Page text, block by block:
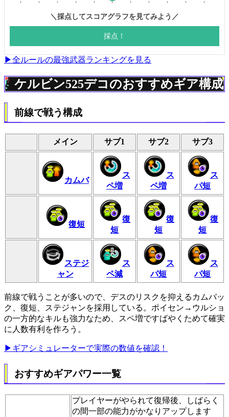
▶全ルールの最強武器ランキングを見る
ケルビン525デコのおすすめギア構成
前線で戦う構成
メイン サブ1 サブ2 サブ3
カムバ
ス
ペ増
ス
ペ増
ス
パ短
復短
復
短
復
短
復
短
ステジ
ャン
ス
ペ減
ス
パ短
ス
パ短
前線で戦うことが多いので、デスのリスクを抑えるカムバッ
ク、復短、ステジャンを採用している。ポイセン→ウルショ
の一方的なキルも強力なため、スペ増ですばやくためて確実
に人数有利を作ろう。
▶ギアシミュレーターで実際の数値を確認！
おすすめギアパワー一覧
プレイヤーがやられて復帰後、しばらく
の間一部の能力がかなりアップします